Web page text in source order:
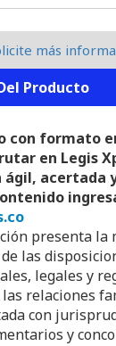
más
Producto
con formato
en Legis
acertada
presenta la
las
legales y
relaciones
con
y